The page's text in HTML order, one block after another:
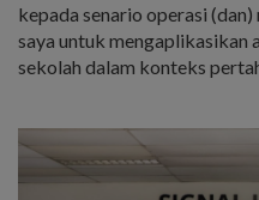
kepada senario operasi
saya untuk mengaplikasikan
sekolah dalam konteks